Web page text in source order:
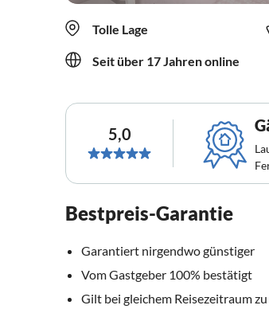
Tolle Lage
Seit über 17 Jahren online
5,0
Bestpreis-Garantie
Garantiert nirgendwo günstiger
Vom Gastgeber 100% bestätigt
Gilt bei gleichem Reisezeitraum